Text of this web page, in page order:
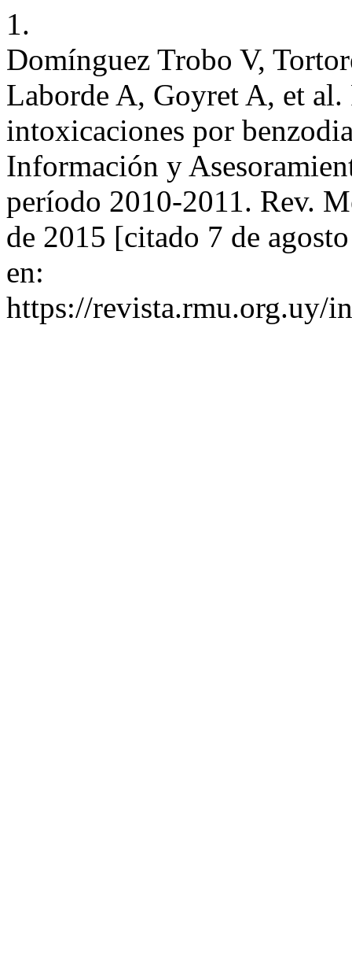
1.
Domínguez Trobo V,
Laborde A, Goyret A, et
intoxicaciones por
Información y
período 2010-2011. Rev.
de 2015 [citado 7 de
en:
https://revista.rmu.org.uy/